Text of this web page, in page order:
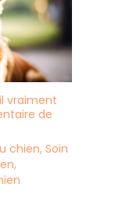
vraiment
de
chien, Soin
,